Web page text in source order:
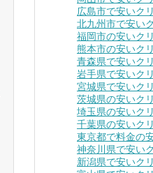
広島市で安いク
北九州市で安い
福岡市の安いク
熊本市の安いク
青森県で安いク
岩手県で安いク
宮城県で安いク
茨城県の安いク
埼玉県の安いク
千葉県の安いク
東京都で料金の
神奈川県で安い
新潟県で安いク